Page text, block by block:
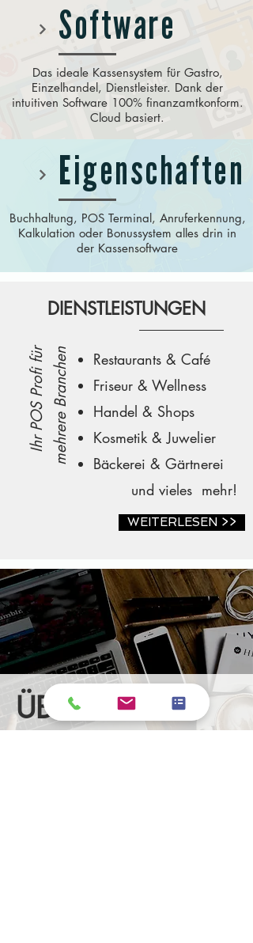
Software
Das ideale Kassensystem für Gastro,
Einzelhandel, Dienstleister. Dank der
intuitiven Software 100% finanzamtkonform.
Cloud basiert.
Eigenschaften
Buchhaltung, POS Terminal, Anruferkennung,
Kalkulation oder Bonussystem alles drin in
der Kassensoftware
DIENSTLEISTUNGEN
Ihr POS Profi fürmehrere Branchen
Restaurants & Café
Friseur & Wellness
Handel & Shops
Kosmetik & Juwelier
Bäckerei & Gärtnerei
und vieles mehr!​
WEITERLESEN >>
ÜBER